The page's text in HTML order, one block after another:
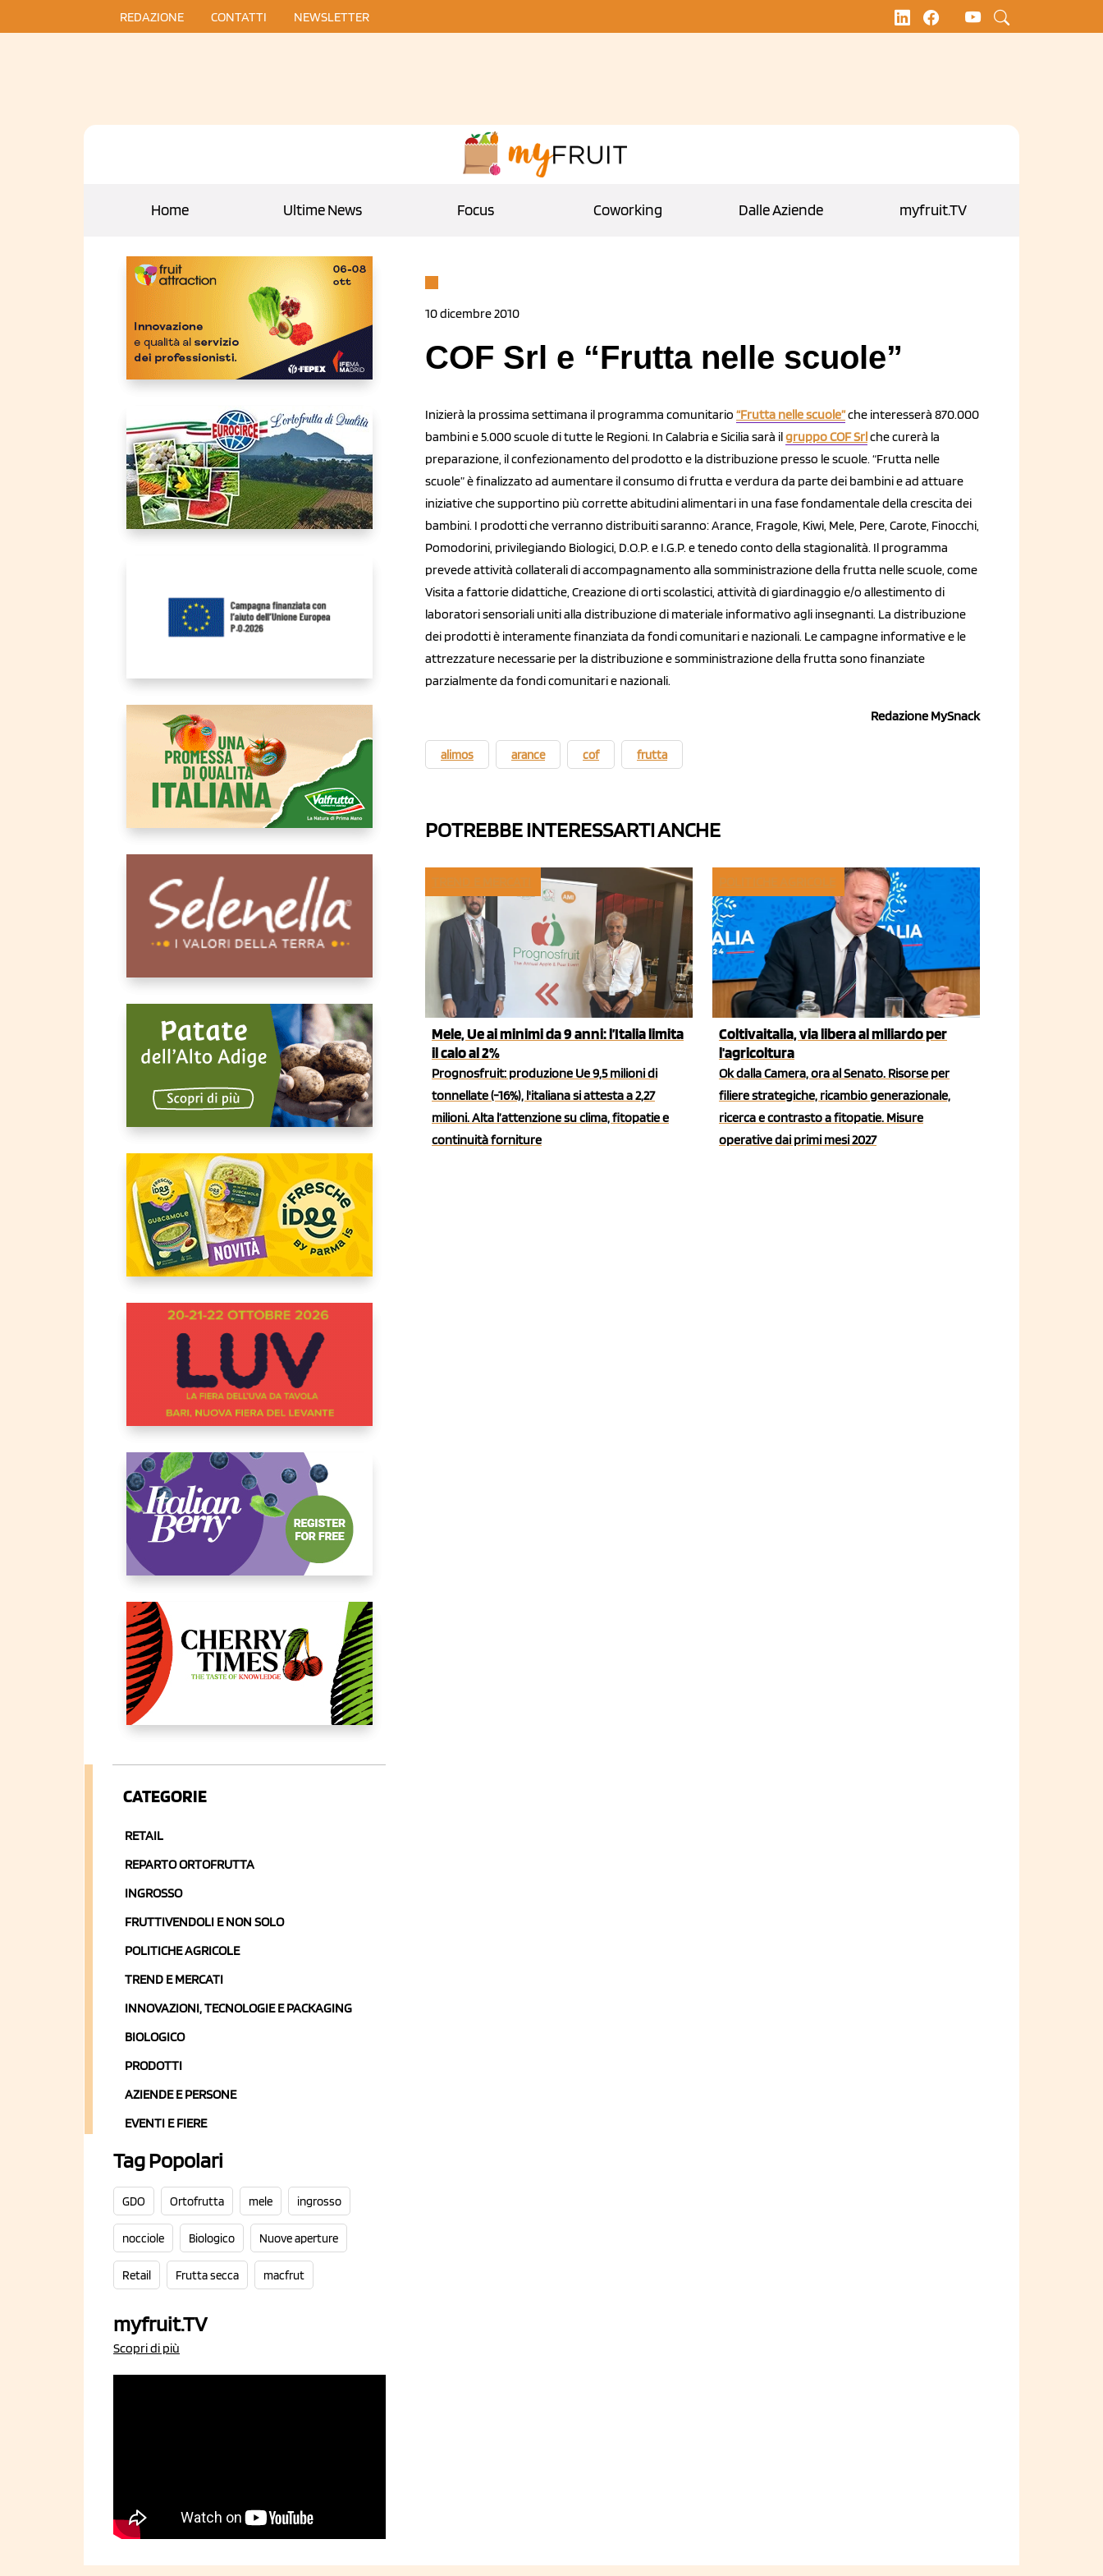
REDAZIONE CONTATTI NEWSLETTER
Home Ultime News Focus Coworking Dalle Aziende myfruit.TV
CATEGORIE
RETAIL
REPARTO ORTOFRUTTA
INGROSSO
FRUTTIVENDOLI E NON SOLO
POLITICHE AGRICOLE
TREND E MERCATI
INNOVAZIONI, TECNOLOGIE E PACKAGING
BIOLOGICO
PRODOTTI
AZIENDE E PERSONE
EVENTI E FIERE
Tag Popolari
GDO Ortofrutta mele ingrosso
nocciole Biologico Nuove aperture
Retail Frutta secca macfrut
myfruit.TV
Scopri di più
10 dicembre 2010
COF Srl e “Frutta nelle scuole”
Inizierà la prossima settimana il programma comunitario “Frutta nelle scuole”che interesserà 870.000
bambini e 5.000 scuole di tutte le Regioni. In Calabria e Sicilia sarà ilgruppo COF Srlche curerà la
preparazione, il confezionamento del prodotto e la distribuzione presso le scuole. “Frutta nelle
scuole” è finalizzato ad aumentare il consumo di frutta e verdura da parte dei bambini e ad attuare
iniziative che supportino più corrette abitudini alimentari in una fase fondamentale della crescita dei
bambini. I prodotti che verranno distribuiti saranno: Arance, Fragole, Kiwi, Mele, Pere, Carote, Finocchi,
Pomodorini, privilegiando Biologici, D.O.P. e I.G.P. e tenedo conto della stagionalità. Il programma
prevede attività collaterali di accompagnamento alla somministrazione della frutta nelle scuole, come
Visita a fattorie didattiche, Creazione di orti scolastici, attività di giardinaggio e/o allestimento di
laboratori sensoriali uniti alla distribuzione di materiale informativo agli insegnanti. La distribuzione
dei prodotti è interamente finanziata da fondi comunitari e nazionali. Le campagne informative e le
attrezzature necessarie per la distribuzione e somministrazione della frutta sono finanziate
parzialmente da fondi comunitari e nazionali.
Redazione MySnack
alimos arance cof frutta
POTREBBE INTERESSARTI ANCHE
Mele, Ue ai minimi da 9 anni: l’Italia limita
il calo al 2%
Prognosfruit: produzione Ue 9,5 milioni di
tonnellate (-16%), l'italiana si attesta a 2,27
milioni. Alta l’attenzione su clima, fitopatie e
continuità forniture
Coltivaitalia, via libera al miliardo per
l'agricoltura
Ok dalla Camera, ora al Senato. Risorse per
filiere strategiche, ricambio generazionale,
ricerca e contrasto a fitopatie. Misure
operative dai primi mesi 2027